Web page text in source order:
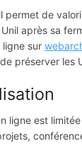
permet de
après sa
ligne sur
préserver les
ligne est